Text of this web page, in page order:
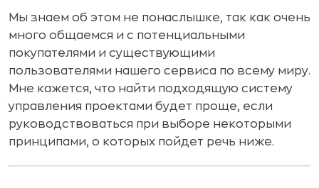
Мы знаем об этом не понаслышке, так как очень
много общаемся и с потенциальными
покупателями и существующими
пользователями нашего сервиса по всему миру.
Мне кажется, что найти подходящую систему
управления проектами будет проще, если
руководствоваться при выборе некоторыми
принципами, о которых пойдет речь ниже.